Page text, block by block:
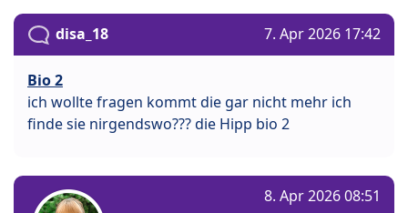
disa_18 7. Apr 2026 17:42
Bio 2
ich wollte fragen kommt die gar nicht mehr ich
finde sie nirgendswo??? die Hipp bio 2
8. Apr 2026 08:51